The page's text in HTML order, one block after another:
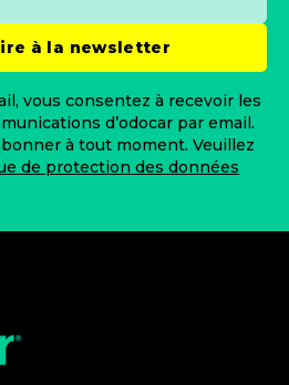
à la newsletter
vous consentez à recevoir les
d’odocar par email.
à tout moment. Veuillez
de protection des données